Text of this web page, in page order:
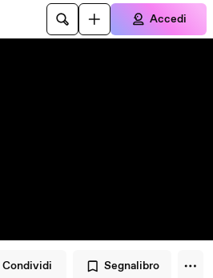
Accedi
Condividi Segnalibro